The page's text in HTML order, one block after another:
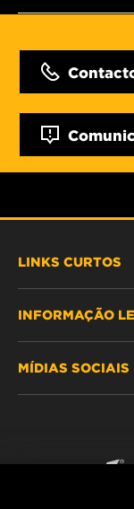
LINKS CURTOS
PROCURE O
ONDE
CONTACTE
INFORMAÇÃO
MÍDIAS SOCIAIS